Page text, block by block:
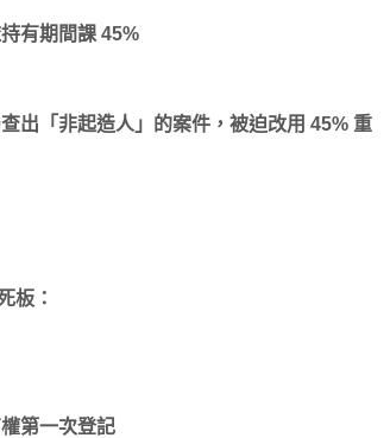
有期間課 45%
出「非起造人」的案件，被迫改用 45% 重
板：
第一次登記